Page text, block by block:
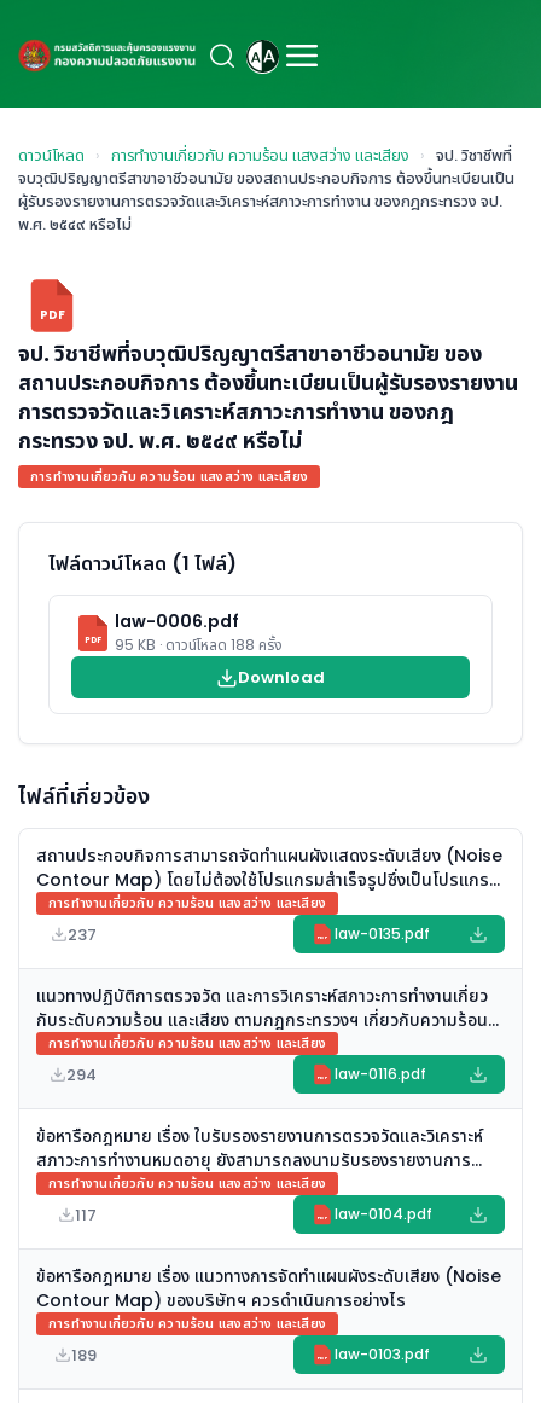
ดาวน์โหลด › การทำงานเกี่ยวกับ ความร้อน แสงสว่าง และเสียง › จป. วิชาชีพที่
จบวุฒิปริญญาตรีสาขาอาชีวอนามัย ของสถานประกอบกิจการ ต้องขึ้นทะเบียนเป็น
ผู้รับรองรายงานการตรวจวัดและวิเคราะห์สภาวะการทำงาน ของกฎกระทรวง จป.
พ.ศ. ๒๕๔๙ หรือไม่
PDF
จป. วิชาชีพที่จบวุฒิปริญญาตรีสาขาอาชีวอนามัย ของ
สถานประกอบกิจการ ต้องขึ้นทะเบียนเป็นผู้รับรองรายงาน
การตรวจวัดและวิเคราะห์สภาวะการทำงาน ของกฎ
กระทรวง จป. พ.ศ. ๒๕๔๙ หรือไม่
การทำงานเกี่ยวกับ ความร้อน แสงสว่าง และเสียง
ไฟล์ดาวน์โหลด (1 ไฟล์)
PDF
law-0006.pdf
95 KB · ดาวน์โหลด 188 ครั้ง
Download
ไฟล์ที่เกี่ยวข้อง
สถานประกอบกิจการสามารถจัดทำแผนผังแสดงระดับเสียง (Noise
Contour Map) โดยไม่ต้องใช้โปรแกรมสำเร็จรูปซึ่งเป็นโปรแกรม
จำลองทางคณิตศาสตร์ที่มีลิขสิทธิ์และราคาค่อนข้างสูง ได้หรือไม่
การทำงานเกี่ยวกับ ความร้อน แสงสว่าง และเสียง
237 PDF law-0135.pdf
แนวทางปฏิบัติการตรวจวัด และการวิเคราะห์สภาวะการทำงานเกี่ยว
กับระดับความร้อน และเสียง ตามกฎกระทรวงฯ เกี่ยวกับความร้อน
แสงสว่าง และเสียง พ.ศ. 2559
การทำงานเกี่ยวกับ ความร้อน แสงสว่าง และเสียง
294 PDF law-0116.pdf
ข้อหารือกฎหมาย เรื่อง ใบรับรองรายงานการตรวจวัดและวิเคราะห์
สภาวะการทำงานหมดอายุ ยังสามารถลงนามรับรองรายงานการ
ตรวจวัดและวิเคราะห์สภาวะการทำงานได้อยู่หรือไม่ และจะเริ่มดำเนิน
การให้ยื่นเรื่องต่ออายุได้เมื่อใด
การทำงานเกี่ยวกับ ความร้อน แสงสว่าง และเสียง
117 PDF law-0104.pdf
ข้อหารือกฎหมาย เรื่อง แนวทางการจัดทำแผนผังระดับเสียง (Noise
Contour Map) ของบริษัทฯ ควรดำเนินการอย่างไร
การทำงานเกี่ยวกับ ความร้อน แสงสว่าง และเสียง
189 PDF law-0103.pdf